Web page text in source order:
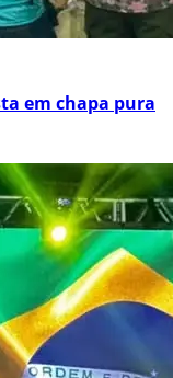
em chapa pura